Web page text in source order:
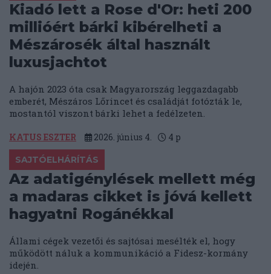
Kiadó lett a Rose d'Or: heti 200
millióért bárki kibérelheti a
Mészárosék által használt
luxusjachtot
A hajón 2023 óta csak Magyarország leggazdagabb
emberét, Mészáros Lőrincet és családját fotózták le,
mostantól viszont bárki lehet a fedélzeten.
KATUS ESZTER 2026. június 4. 4 p
SAJTÓELHÁRÍTÁS
Az adatigénylések mellett még
a madaras cikket is jóvá kellett
hagyatni Rogánékkal
Állami cégek vezetői és sajtósai mesélték el, hogy
működött náluk a kommunikáció a Fidesz-kormány
idején.